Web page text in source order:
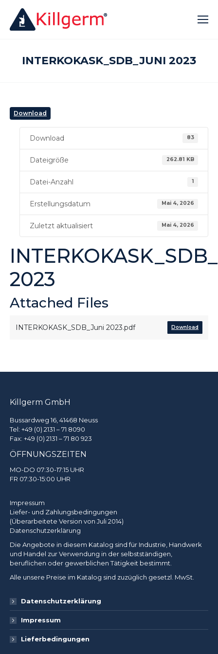
INTERKOKASK_SDB_JUNI 2023
Download
Download 83
Dateigröße 262.81 KB
Datei-Anzahl 1
Erstellungsdatum Mai 4, 2026
Zuletzt aktualisiert Mai 4, 2026
2023
Attached Files
INTERKOKASK_SDB_Juni 2023.pdf Download
Killgerm GmbH
Bussardweg 16, 41468 Neuss
Tel: +49 (0) 2131 – 71 8090
Fax: +49 (0) 2131 – 71 80 923
ÖFFNUNGSZEITEN
MO-DO 07:30-17:15 UHR
FR 07:30-15:00 UHR
Impressum
Liefer- und Zahlungsbedingungen
(Überarbeitete Version von Juli 2014)
Datenschutzerklärung
Die Angebote in diesem Katalog sind für Industrie, Handwerk
und Handel zur Verwendung in der selbstständigen,
beruflichen oder gewerblichen Tätigkeit bestimmt.
Alle unsere Preise im Katalog sind zuzüglich gesetzl. MwSt.
Datenschutzerklärung
Impressum
Lieferbedingungen